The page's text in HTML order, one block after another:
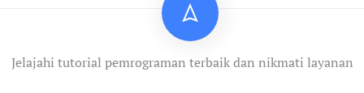
Jelajahi tutorial pemrograman terbaik dan nikmati layanan